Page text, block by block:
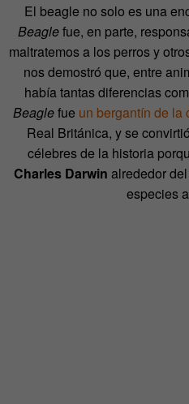
El beagle no solo es una
Beaglefue, en parte,
maltratemos a los perros y
nos demostró que, entre
había tantas diferencias
Beaglefue un bergantín de la
Real Británica, y se
célebres de la historia
Charles Darwin alrededor
especies